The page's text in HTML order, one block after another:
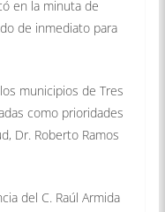
en la minuta de
de inmediato para
municipios de Tres
como prioridades
Dr. Roberto Ramos
del C. Raúl Armida